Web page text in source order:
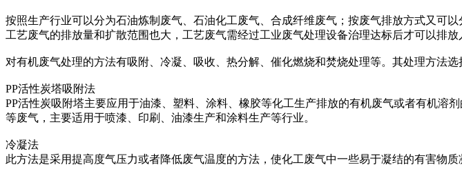
按照生产行业可以分为石油炼制废气、石油化工废气、合成纤维废气；按废气排放方式又可
工艺废气的排放量和扩散范围也大，工艺废气需经过工业废气处理设备治理达标后才可以排放
对有机废气处理的方法有吸附、冷凝、吸收、热分解、催化燃烧和焚烧处理等。其处理方法
PP活性炭塔吸附法
PP活性炭吸附塔主要应用于油漆、塑料、涂料、橡胶等化工生产排放的有机废气或者有机
等废气，主要适用于喷漆、印刷、油漆生产和涂料生产等行业。
冷凝法
此方法是采用提高度气压力或者降低废气温度的方法，使化工废气中一些易于凝结的有害物质